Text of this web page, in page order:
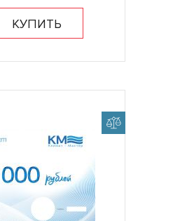
КУПИТЬ